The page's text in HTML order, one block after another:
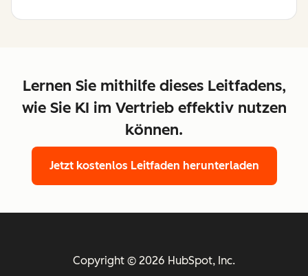
Lernen Sie mithilfe dieses Leitfadens,
wie Sie KI im Vertrieb effektiv nutzen
können.
Jetzt kostenlos Leitfaden herunterladen
Copyright © 2026 HubSpot, Inc.